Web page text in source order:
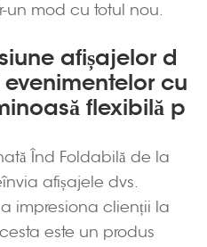
un mod cu totul nou.
afișajelor d
cu
flexibilă p
Înd Foldabilă de la
afișajele dvs.
impresiona clienții la
este un produs